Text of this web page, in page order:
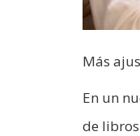
Más
En un
de